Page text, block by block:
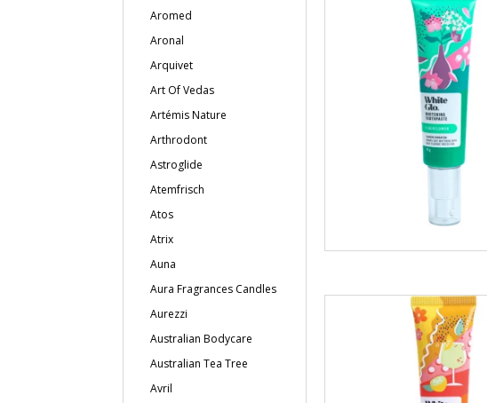
Aromed
Aronal
Arquivet
Art Of Vedas
Artémis Nature
Arthrodont
Astroglide
Atemfrisch
Atos
Atrix
Auna
Aura Fragrances Candles
Aurezzi
Australian Bodycare
Australian Tea Tree
Avril